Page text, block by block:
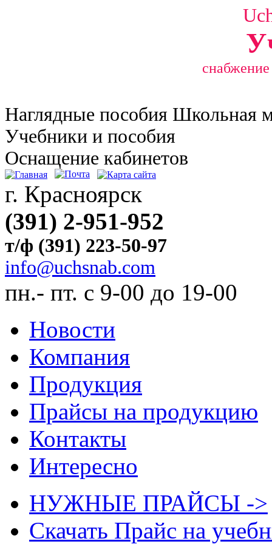
Наглядные пособия Школьная
Учебники и пособия
Оснащение кабинетов
г. Красноярск
(391) 2-951-952
т/ф (391) 223-50-97
info@uchsnab.com
пн.- пт. с 9-00 до 19-00
Новости
Компания
Продукция
Прайсы на продукцию
Контакты
Интересно
НУЖНЫЕ ПРАЙСЫ ->
Скачать Прайс на